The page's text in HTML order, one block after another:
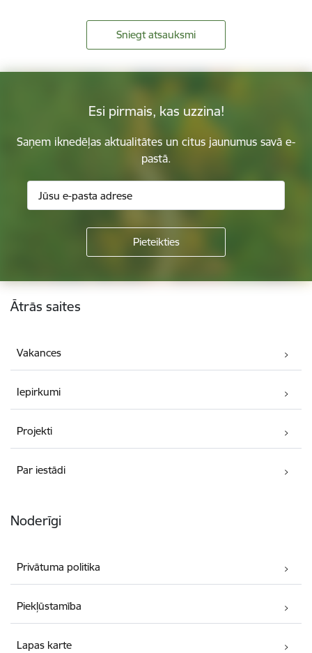
Sniegt atsauksmi
Esi pirmais, kas uzzina!
Saņem iknedēļas aktualitātes un citus jaunumus savā e-
pastā.
Kājene
Ātrās saites
Vakances
Iepirkumi
Projekti
Par iestādi
Noderīgi
Privātuma politika
Piekļūstamība
Lapas karte